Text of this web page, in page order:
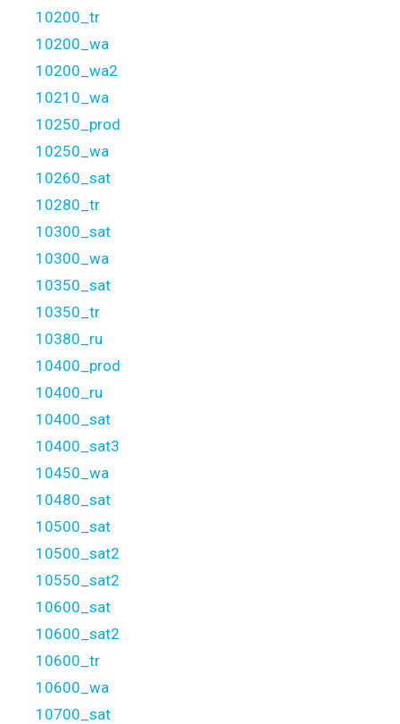
10200_tr
10200_wa
10200_wa2
10210_wa
10250_prod
10250_wa
10260_sat
10280_tr
10300_sat
10300_wa
10350_sat
10350_tr
10380_ru
10400_prod
10400_ru
10400_sat
10400_sat3
10450_wa
10480_sat
10500_sat
10500_sat2
10550_sat2
10600_sat
10600_sat2
10600_tr
10600_wa
10700_sat